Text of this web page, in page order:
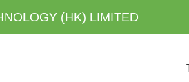
(HK) LIMITED